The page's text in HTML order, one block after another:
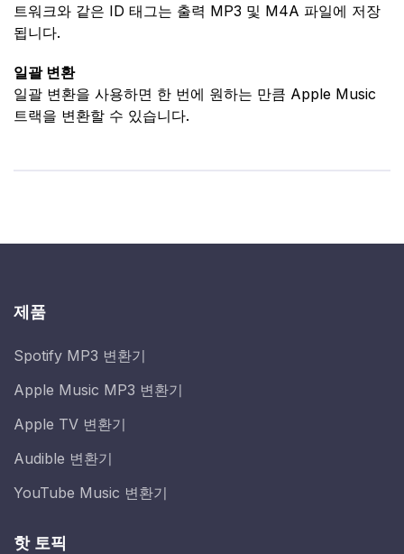
트워크와 같은 ID 태그는 출력 MP3 및 M4A 파일에 저장
됩니다.
일괄 변환
일괄 변환을 사용하면 한 번에 원하는 만큼 Apple Music
트랙을 변환할 수 있습니다.
제품
Spotify MP3 변환기
Apple Music MP3 변환기
Apple TV 변환기
Audible 변환기
YouTube Music 변환기
핫 토픽